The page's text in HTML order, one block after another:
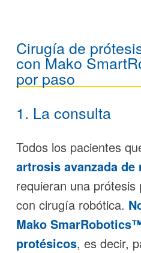
Cirugía de
con Mako
por paso
1. La consulta
Todos los pacientes
artrosis avanzada de
requieran una
con cirugía robótica.
Mako
protésicos, es decir,